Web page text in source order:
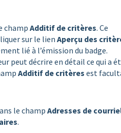
champ Additif de critères. Ce
sur le lien Aperçu des
lié à l’émission du badge.
peut décrire en détail ce qui a
Additif de critères est
le champ Adresses de
.